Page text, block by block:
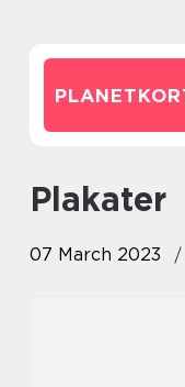
plakater
07 March 2023